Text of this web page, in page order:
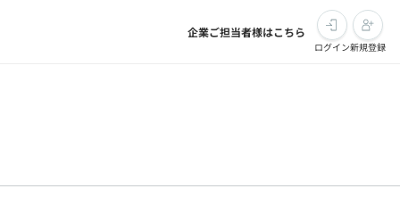
企業ご担当者様はこちら
ログイン新規登録